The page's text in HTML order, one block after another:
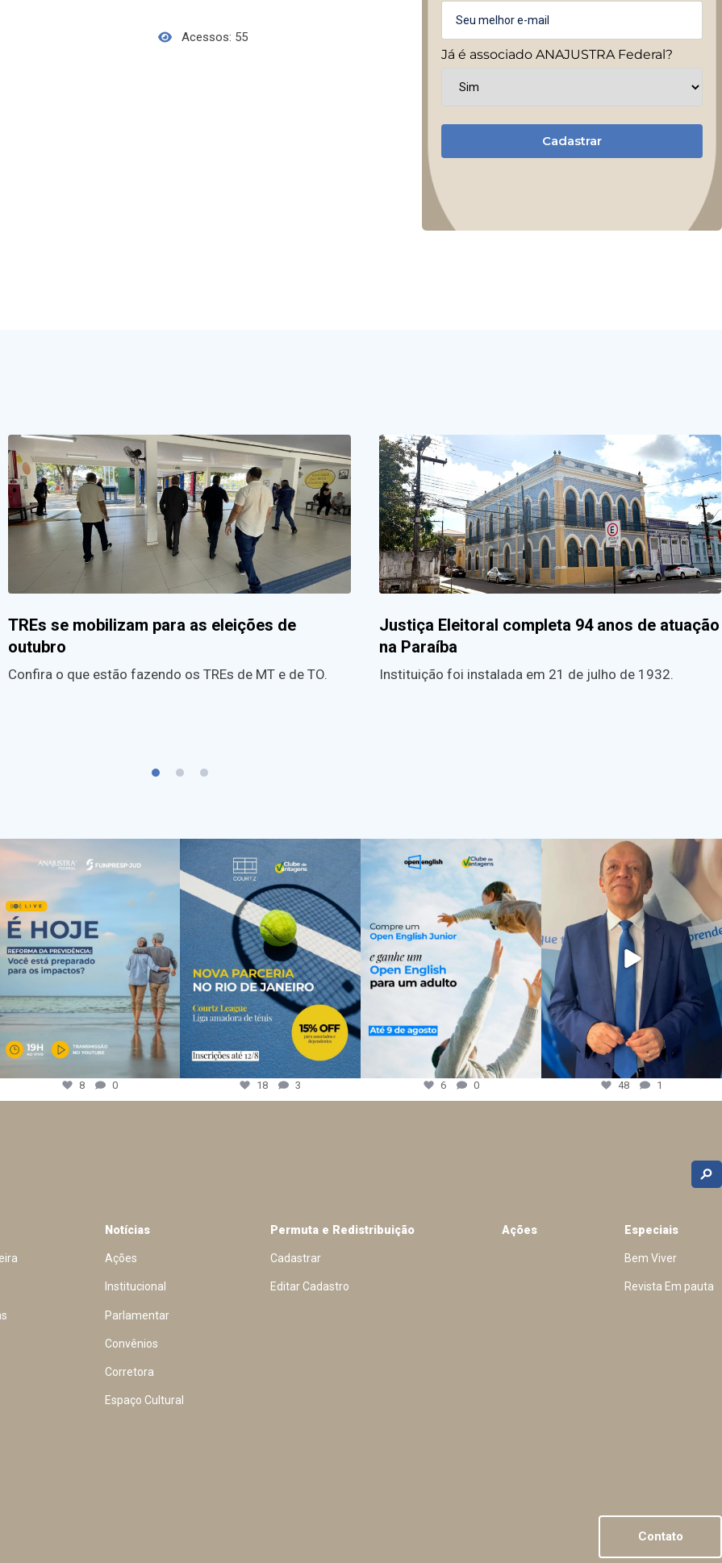
Acessos: 55
Já é associado ANAJUSTRA Federal?
Cadastrar
TREs se mobilizam para as eleições de
outubro
Confira o que estão fazendo os TREs de MT e de TO.
Justiça Eleitoral completa 94 anos de atuação
na Paraíba
Instituição foi instalada em 21 de julho de 1932.
8 0 18 3 6 0 48 1
Notícias
Ações
Institucional
Parlamentar
Convênios
Corretora
Espaço Cultural
Permuta e Redistribuição
Cadastrar
Editar Cadastro
Ações Especiais
Bem Viver
Revista Em pauta
Contato